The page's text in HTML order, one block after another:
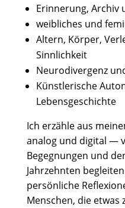
Erinnerung, Archiv
weibliches und
Altern, Körper,
Sinnlichkeit
Neurodivergenz
Künstlerische
Lebensgeschichte
Ich erzähle aus
analog und digital —
Begegnungen und
Jahrzehnten
persönliche
Menschen, die etwas